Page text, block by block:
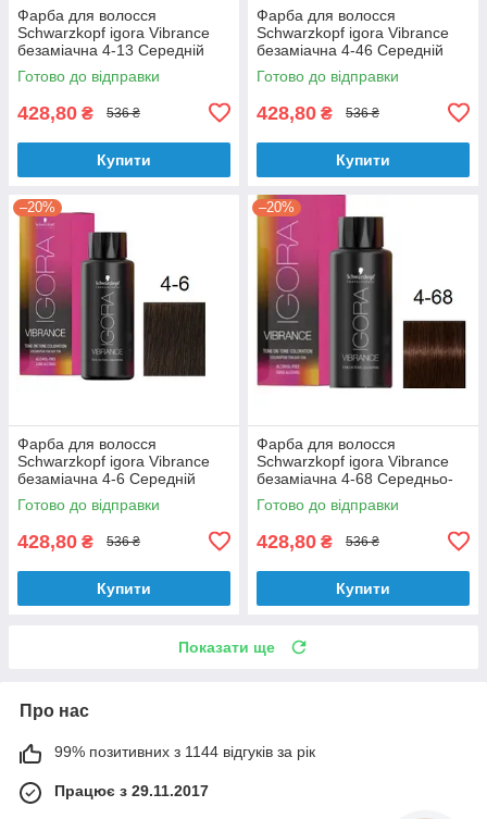
Фарба для волосся
Schwarzkopf igora Vibrance
безаміачна 4-13 Середній
коричневий сандре матовий
60 мл
Готово до відправки
428,80 ₴ 536 ₴
Купити
Фарба для волосся
Schwarzkopf igora Vibrance
безаміачна 4-46 Середній
коричневий бежевий
шоколадний 60 мл
Готово до відправки
428,80 ₴ 536 ₴
Купити
–20%
Фарба для волосся
Schwarzkopf igora Vibrance
безаміачна 4-6 Середній
коричневий шоколадний 60
мл
Готово до відправки
428,80 ₴ 536 ₴
Купити
–20%
Фарба для волосся
Schwarzkopf igora Vibrance
безаміачна 4-68 Середньо-
коричневий шоколадно-
червоний 60 мл
Готово до відправки
428,80 ₴ 536 ₴
Купити
Показати ще
Про нас
99% позитивних з 1144 відгуків за рік
Працює з 29.11.2017